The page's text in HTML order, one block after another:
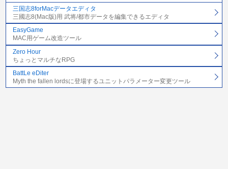
三国志8forMacデータエディタ
三國志8(Mac版)用 武将/都市データを編集できるエディタ
EasyGame
MAC用ゲーム改造ツール
Zero Hour
ちょっとマルチなRPG
BattLe eDiter
Myth the fallen lordsに登場するユニットパラメーター変更ツール